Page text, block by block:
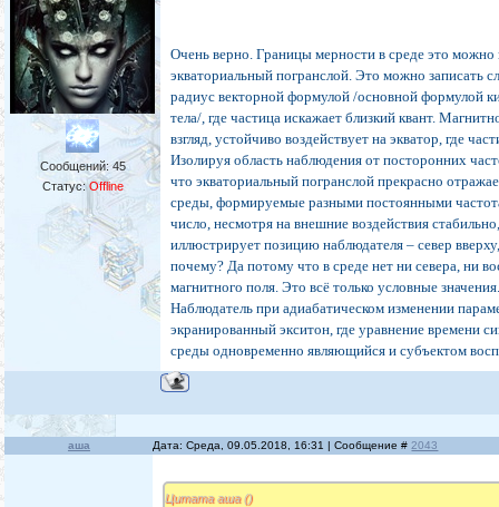
Сообщений: 45
Статус:Offline
Очень верно. Границы мерности в среде это можно
экваториальный погранслой. Это можно записать
радиус векторной формулой /основной формулой
тела/, где частица искажает близкий квант.
взгляд, устойчиво воздействует на экватор, где
Изолируя область наблюдения от посторонних
что экваториальный погранслой прекрасно
среды, формируемые разными постоянными
число, несмотря на внешние воздействия
иллюстрирует позицию наблюдателя – север
почему? Да потому что в среде нет ни севера, ни
магнитного поля. Это всё только условные
Наблюдатель при адиабатическом изменении
экранированный экситон, где уравнение времени
среды одновременно являющийся и субъектом
аша Дата: Среда, 09.05.2018, 16:31 | Сообщение #2043
Цитата аша ()